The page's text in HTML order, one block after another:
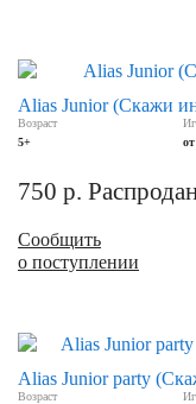
Alias Junior (Скажи
Возраст
5+
750 р.
Сообщить
о поступлении
Alias Junior party
Возраст